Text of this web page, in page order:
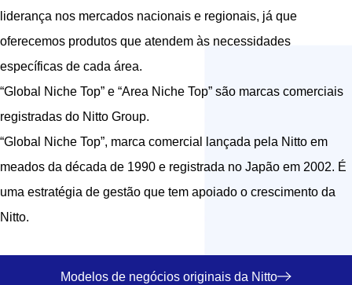
liderança nos mercados nacionais e regionais, já que
oferecemos produtos que atendem às necessidades
específicas de cada área.
“Global Niche Top” e “Area Niche Top” são marcas comerciais
registradas do Nitto Group.
“Global Niche Top”, marca comercial lançada pela Nitto em
meados da década de 1990 e registrada no Japão em 2002. É
uma estratégia de gestão que tem apoiado o crescimento da
Nitto.
Modelos de negócios originais da Nitto